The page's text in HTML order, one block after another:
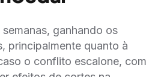
ganhando os
principalmente quanto à
o conflito escalone, com